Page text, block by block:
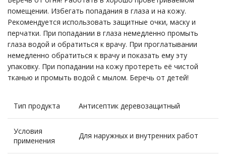
помещении. Избегать попадания в глаза и на кожу.
Рекомендуется использовать защитные очки, маску и
перчатки. При попадании в глаза немедленно промыть
глаза водой и обратиться к врачу. При проглатывании
немедленно обратиться к врачу и показать ему эту
упаковку. При попадании на кожу протереть её чистой
тканью и промыть водой с мылом. Беречь от детей!
Тип продукта Антисептик деревозащитный
Условия
применения
Для наружных и внутренних работ